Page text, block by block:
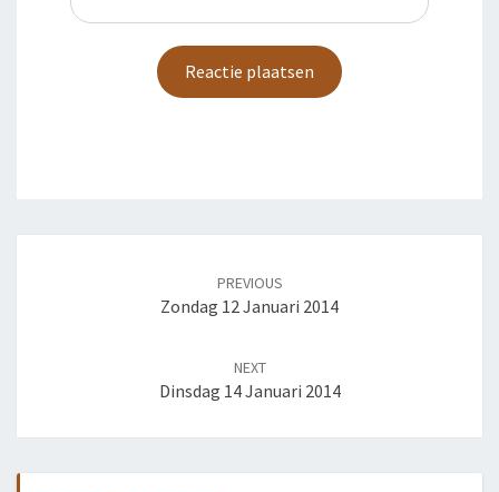
PREVIOUS
Zondag 12 Januari 2014
NEXT
Dinsdag 14 Januari 2014